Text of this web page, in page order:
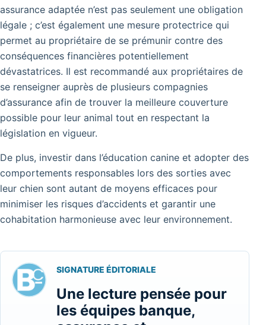
assurance adaptée n’est pas seulement une obligation
légale ; c’est également une mesure protectrice qui
permet au propriétaire de se prémunir contre des
conséquences financières potentiellement
dévastatrices. Il est recommandé aux propriétaires de
se renseigner auprès de plusieurs compagnies
d’assurance afin de trouver la meilleure couverture
possible pour leur animal tout en respectant la
législation en vigueur.
De plus, investir dans l’éducation canine et adopter des
comportements responsables lors des sorties avec
leur chien sont autant de moyens efficaces pour
minimiser les risques d’accidents et garantir une
cohabitation harmonieuse avec leur environnement.
SIGNATURE ÉDITORIALE
Une lecture pensée pour
les équipes banque,